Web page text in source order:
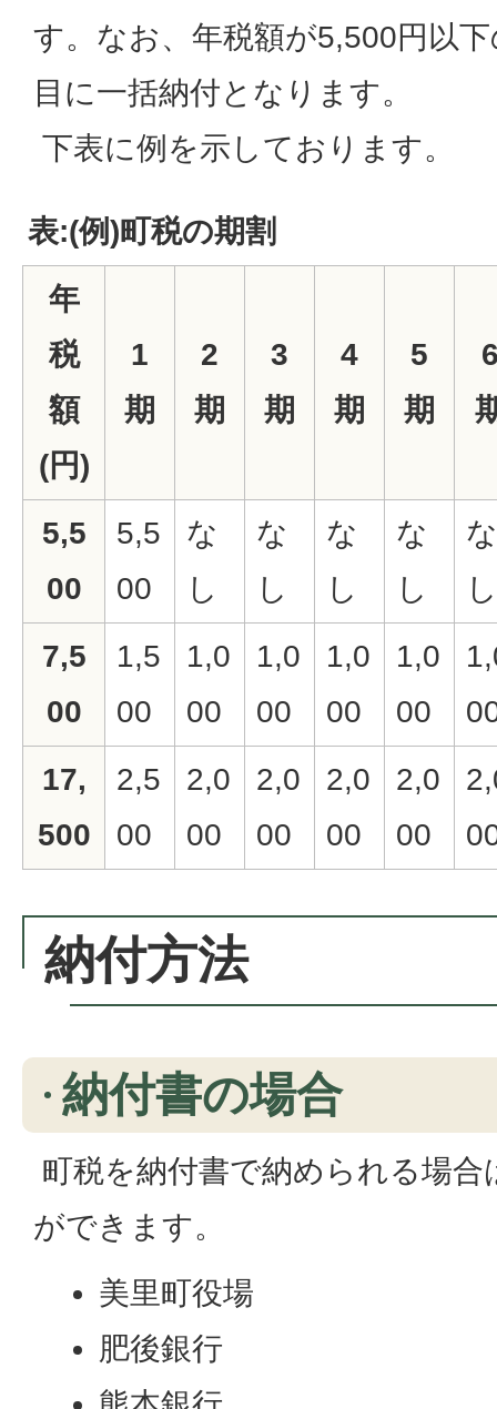
す。なお、年税額が5,500円以
目に一括納付となります。
下表に例を示しております。
表:(例)町税の期割
年
税
額
(円)
1
期
2
期
3
期
4
期
5
期
5,5
00
5,5
00
な
し
な
し
な
し
な
し
な
し
7,5
00
1,5
00
1,0
00
1,0
00
1,0
00
1,0
00
17,
500
2,5
00
2,0
00
2,0
00
2,0
00
2,0
00
納付方法
納付書の場合
町税を納付書で納められる場合
ができます。
美里町役場
肥後銀行